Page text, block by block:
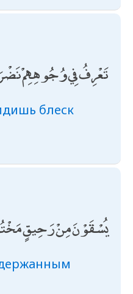
تَعْرِفُ فِي وُجُوهِهِمْ
блеск
يُسْقَوْنَ مِنْ رَحِيقٍ